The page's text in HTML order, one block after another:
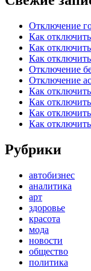
Отключение
Как
Как
Как
Отключение
Отключение
Как
Как
Как
Как
Рубрики
автобизнес
аналитика
арт
здоровье
красота
мода
новости
общество
политика